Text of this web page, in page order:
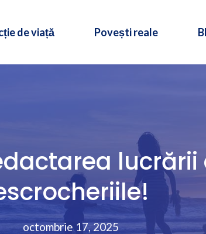
de viață Povești reale
lucrării
octombrie 17, 2025